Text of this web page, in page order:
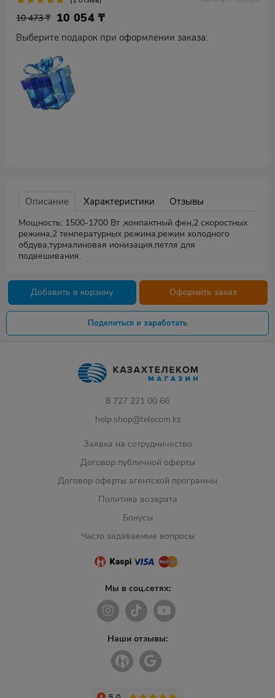
10 473 ₸ 10 054 ₸
Выберите подарок при оформлении заказа:
Описание Характеристики Отзывы
Мощность: 1500-1700 Вт ,компактный фен,2 скоростных
режима,2 температурных режима,режим холодного
обдува,турмалиновая ионизация,петля для
подвешивания.
Добавить в корзину Оформить заказ
Поделиться и заработать
8 727 221 00 66
help.shop@telecom.kz
Заявка на сотрудничество
Договор публичной оферты
Договор оферты агентской программы
Политика возврата
Бонусы
Часто задаваемые вопросы
Мы в соц.сетях:
Наши отзывы: